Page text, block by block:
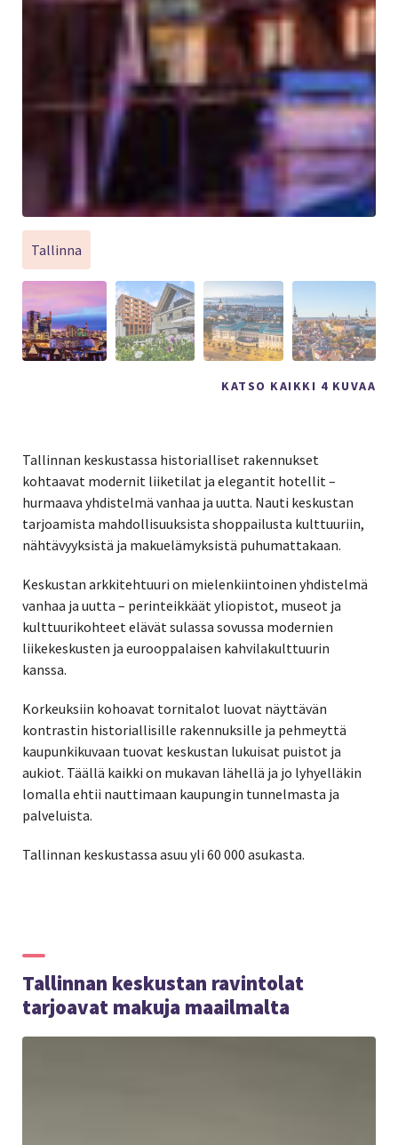
KATSO KAIKKI 4 KUVAA
Tallinna
Tallinnan keskustassa historialliset rakennukset
kohtaavat modernit liiketilat ja elegantit hotellit –
hurmaava yhdistelmä vanhaa ja uutta. Nauti keskustan
tarjoamista mahdollisuuksista shoppailusta kulttuuriin,
nähtävyyksistä ja makuelämyksistä puhumattakaan.
Keskustan arkkitehtuuri on mielenkiintoinen yhdistelmä
vanhaa ja uutta – perinteikkäät yliopistot, museot ja
kulttuurikohteet elävät sulassa sovussa modernien
liikekeskusten ja eurooppalaisen kahvilakulttuurin
kanssa.
Korkeuksiin kohoavat tornitalot luovat näyttävän
kontrastin historiallisille rakennuksille ja pehmeyttä
kaupunkikuvaan tuovat keskustan lukuisat puistot ja
aukiot. Täällä kaikki on mukavan lähellä ja jo lyhyelläkin
lomalla ehtii nauttimaan kaupungin tunnelmasta ja
palveluista.
Tallinnan keskustassa asuu yli 60 000 asukasta.
Tallinnan keskustan ravintolat
tarjoavat makuja maailmalta